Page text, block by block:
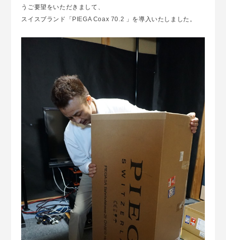
うご要望をいただきまして、
スイスブランド「PIEGA Coax 70.2 」を導入いたしました。